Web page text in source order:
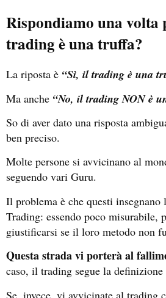
Rispondiamo una volta
trading è una truffa?
La riposta è “Sì, il trading è una
Ma anche “No, il trading NON è
So di aver dato una risposta
ben preciso.
Molte persone si avvicinano al
seguendo vari Guru.
Il problema è che questi insegnano
Trading: essendo poco misurabile,
giustificarsi se il loro metodo non
Questa strada vi porterà al
caso, il trading segue la
Se, invece, vi avvicinate al trading